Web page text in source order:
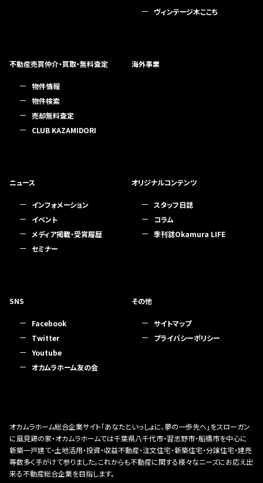
ヴィンテージ木ここち
不動産売買仲介・買取・無料査定
物件情報
物件検索
売却無料査定
CLUB KAZAMIDORI
海外事業
ニュース
インフォメーション
イベント
メディア掲載・受賞履歴
セミナー
オリジナルコンテンツ
スタッフ日誌
コラム
季刊誌Okamura LIFE
SNS
Facebook
Twitter
Youtube
オカムラホーム友の会
その他
サイトマップ
プライバシーポリシー
オカムラホーム総合企業サイト「あなたといっしょに、夢の一歩先へ」をスローガン
に風見鶏の家・オカムラホームでは千葉県八千代市・習志野市・船橋市を中心に
新築一戸建て・土地活用・投資・収益不動産・注文住宅・新築住宅・分譲住宅・建売
等数多く手がけて参りました。これからも不動産に関する様々なニーズにお応え出
来る不動産総合企業を目指します。